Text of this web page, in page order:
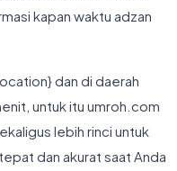
kapan waktu adzan
dan di daerah
untuk itu umroh.com
lebih rinci untuk
dan akurat saat Anda